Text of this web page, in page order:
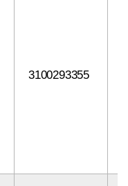
3100293355